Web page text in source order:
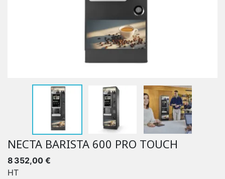
NECTA BARISTA 600 PRO TOUCH
8 352,00 €
HT